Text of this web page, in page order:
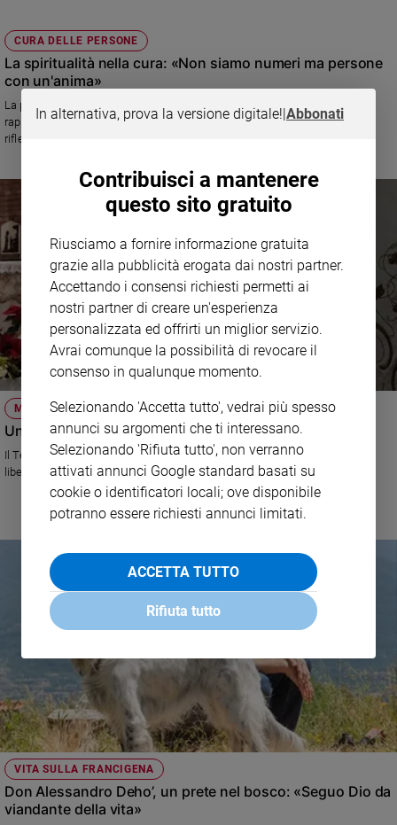
CURA DELLE PERSONE
La spiritualità nella cura: «Non siamo numeri ma persone
con un'anima»
La pandemia ha messo in luce i limiti della sanità. Occorre recuperare il
rapporto medico-paziente basato sul dialogo e l’ascolto. Un libro per
riflettere sul futuro della medicina
MILANO
Un'Epifania a teatro
Il Teatro officina a Rogoredo (Milano) allestisce lo spettacolo a ingresso
libero "Spiritualità"
VITA SULLA FRANCIGENA
Don Alessandro Deho’, un prete nel bosco: «Seguo Dio da
viandante della vita»
In alternativa, prova la versione digitale!|Abbonati
Contribuisci a mantenere
questo sito gratuito
Riusciamo a fornire informazione gratuita
grazie alla pubblicità erogata dai nostri partner.
Accettando i consensi richiesti permetti ai
nostri partner di creare un'esperienza
personalizzata ed offrirti un miglior servizio.
Avrai comunque la possibilità di revocare il
consenso in qualunque momento.
Selezionando 'Accetta tutto', vedrai più spesso
annunci su argomenti che ti interessano.
Selezionando 'Rifiuta tutto', non verranno
attivati annunci Google standard basati su
cookie o identificatori locali; ove disponibile
potranno essere richiesti annunci limitati.
ACCETTA TUTTO
Rifiuta tutto